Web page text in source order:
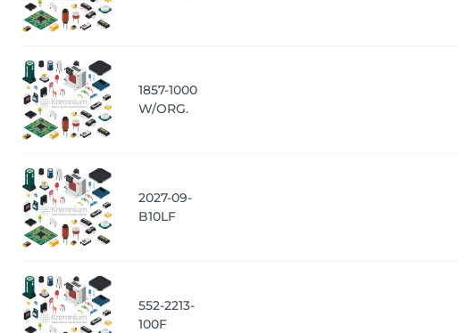
1857-1000
W/ORG.
2027-09-
B10LF
552-2213-
100F